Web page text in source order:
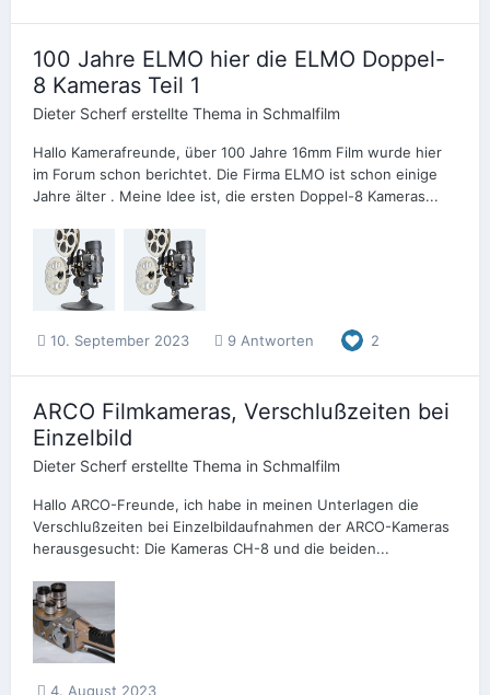
100 Jahre ELMO hier die ELMO Doppel-
8 Kameras Teil 1
Dieter Scherf erstellte Thema in Schmalfilm
Hallo Kamerafreunde, über 100 Jahre 16mm Film wurde hier
im Forum schon berichtet. Die Firma ELMO ist schon einige
Jahre älter . Meine Idee ist, die ersten Doppel-8 Kameras...
10. September 2023 9 Antworten 2
ARCO Filmkameras, Verschlußzeiten bei
Einzelbild
Dieter Scherf erstellte Thema in Schmalfilm
Hallo ARCO-Freunde, ich habe in meinen Unterlagen die
Verschlußzeiten bei Einzelbildaufnahmen der ARCO-Kameras
herausgesucht: Die Kameras CH-8 und die beiden...
4. August 2023